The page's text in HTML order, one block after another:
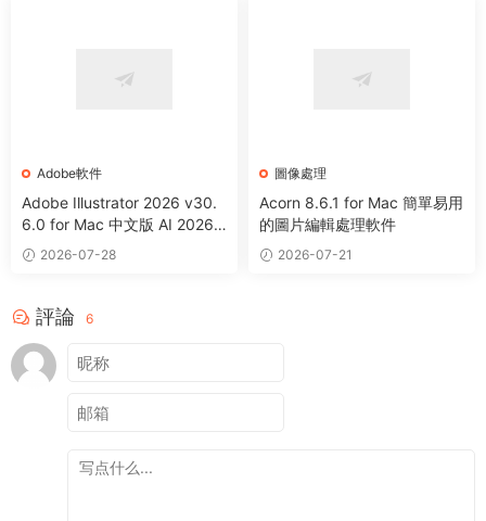
Adobe軟件
Adobe Illustrator 2026 v30.
6.0 for Mac 中文版 AI 2026
矢量圖形設計軟件
2026-07-28
圖像處理
Acorn 8.6.1 for Mac 簡單易用
的圖片編輯處理軟件
2026-07-21
評論 6